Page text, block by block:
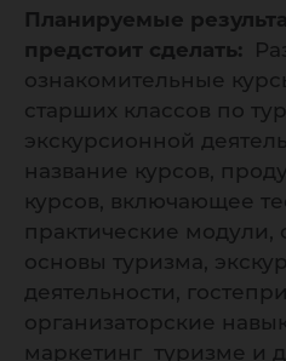
Планируемые
предстоит сделать:
ознакомительные
старших классов по
экскурсионной
название курсов,
курсов, включающее
практические модули,
основы туризма,
деятельности,
организаторские
маркетинг туризме и